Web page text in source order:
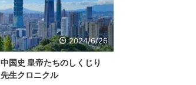
2024/6/26
中国史 皇帝たちのしくじり
先生クロニクル